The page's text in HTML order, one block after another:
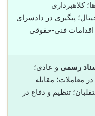
کلاهبرداری
پیگیری در دادسرای
اقدامات فنی-حقوقی
رسمی و عادی؛
معاملات؛ مقابله
تنظیم و دفاع در